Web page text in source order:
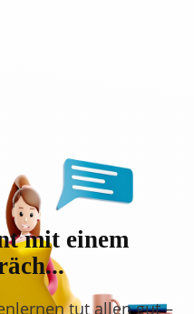
mit einem
tut allen gut –